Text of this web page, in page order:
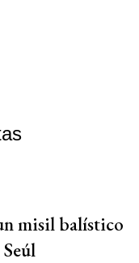
misil balístico